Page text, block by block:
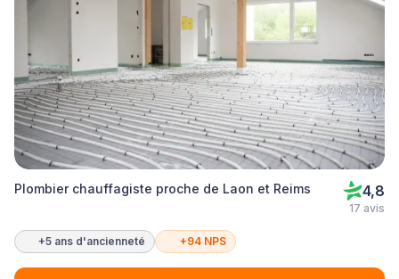
Plombier chauffagiste proche de Laon et Reims 4,8
17 avis
+5 ans d'ancienneté +94 NPS